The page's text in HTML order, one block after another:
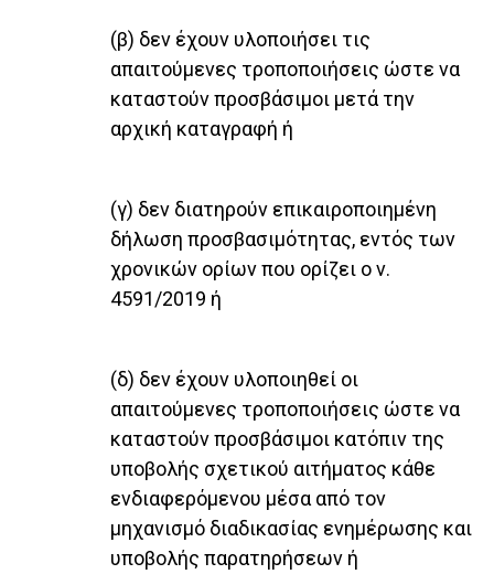
(β) δεν έχουν υλοποιήσει τις
απαιτούμενες τροποποιήσεις ώστε να
καταστούν προσβάσιμοι μετά την
αρχική καταγραφή ή
(γ) δεν διατηρούν επικαιροποιημένη
δήλωση προσβασιμότητας, εντός των
χρονικών ορίων που ορίζει ο ν.
4591/2019 ή
(δ) δεν έχουν υλοποιηθεί οι
απαιτούμενες τροποποιήσεις ώστε να
καταστούν προσβάσιμοι κατόπιν της
υποβολής σχετικού αιτήματος κάθε
ενδιαφερόμενου μέσα από τον
μηχανισμό διαδικασίας ενημέρωσης και
υποβολής παρατηρήσεων ή